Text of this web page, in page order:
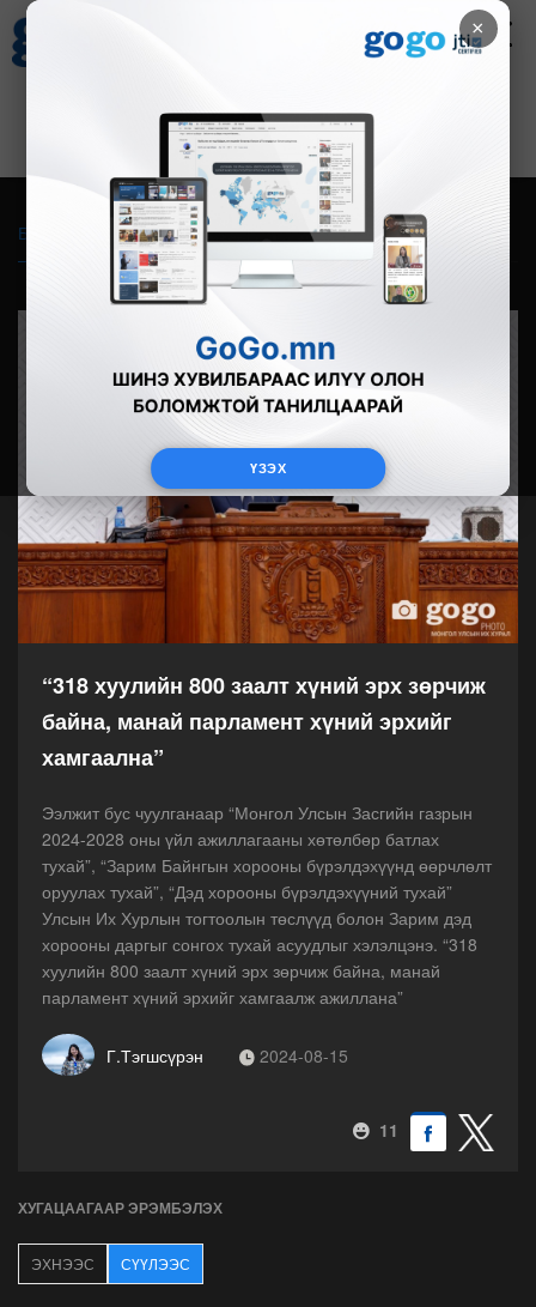
×
ҮЗЭХ
Зурхай
8.07
Бүгд Фото Видео Зурган өгүүлэмж
“318 хуулийн 800 заалт хүний эрх зөрчиж
байна, манай парламент хүний эрхийг
хамгаална”
Ээлжит бус чуулганаар “Монгол Улсын Засгийн газрын
2024-2028 оны үйл ажиллагааны хөтөлбөр батлах
тухай”, “Зарим Байнгын хорооны бүрэлдэхүүнд өөрчлөлт
оруулах тухай”, “Дэд хорооны бүрэлдэхүүний тухай”
Улсын Их Хурлын тогтоолын төслүүд болон Зарим дэд
хорооны даргыг сонгох тухай асуудлыг хэлэлцэнэ. “318
хуулийн 800 заалт хүний эрх зөрчиж байна, манай
парламент хүний эрхийг хамгаалж ажиллана”
Г.Тэгшсүрэн 2024-08-15
11
ХУГАЦААГААР ЭРЭМБЭЛЭХ
ЭХНЭЭС СҮҮЛЭЭС